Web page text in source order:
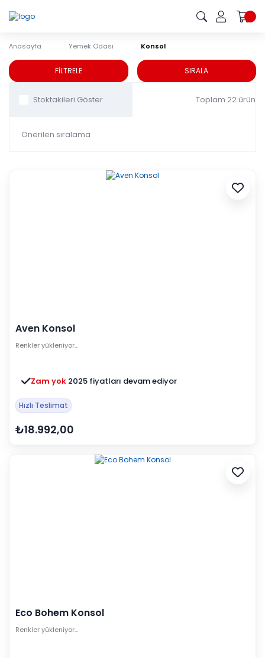
Anasayfa Yemek Odası Konsol
KonsolFİLTRELE SIRALA
Toplam 22 ürün
Aven Konsol
Renkler yükleniyor…
Zam yok 2025 fiyatları devam ediyor
Hızlı Teslimat
₺18.992,00
Eco Bohem Konsol
Renkler yükleniyor…